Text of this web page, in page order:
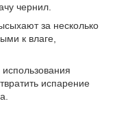
чернил.
за несколько
к влаге,
испарение